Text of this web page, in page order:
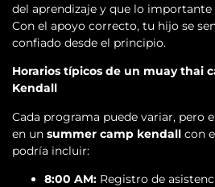
del aprendizaje y que lo
Con el apoyo correcto, tu hijo se
confiado desde el principio.
Horarios típicos de un muay thai
Kendall
Cada programa puede variar, pero
en un summer camp kendall con
podría incluir:
8:00 AM: Registro de